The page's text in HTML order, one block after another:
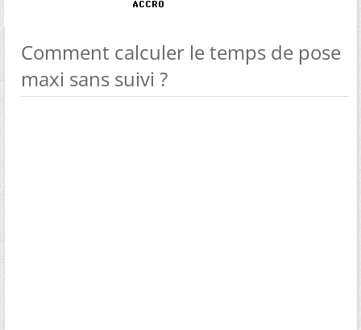
Comment calculer le temps de pose
maxi sans suivi ?